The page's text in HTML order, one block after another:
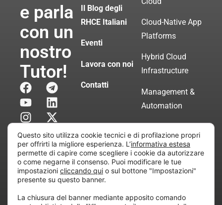
e parla
con un
nostro
Tutor!
Il Blog degli
RHCE Italiani
Eventi
Lavora con noi
Contatti
Cloud-Native App
Platforms
Hybrid Cloud
Infrastructure
Management &
Automation
Consulenza
Certificata
all’attività di direzione e coordinamento di “Project
Questo sito utilizza cookie tecnici e di profilazione propri
per offrirti la migliore esperienza. L’informativa estesa
permette di capire come scegliere i cookie da autorizzare
o come negarne il consenso. Puoi modificare le tue
impostazioni cliccando qui o sul bottone "Impostazioni"
presente su questo banner.
La chiusura del banner mediante apposito comando